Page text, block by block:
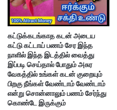
கட்டுக்கடங்காத கடன் அடைய
கட்டு கட்டாய் பணம் சேர இந்த
நாளில் இந்த இடத்தில் வைத்து
இப்படி செய்தால் போதும் அசுர
வேகத்தில் உங்கள் கடன் குறையும்
பிறகு நீங்கள் வேண்டாம் வேண்டாம்
என்று சொன்னாலும் பணம் சேர்ந்து
கொண்டே இருக்கும்